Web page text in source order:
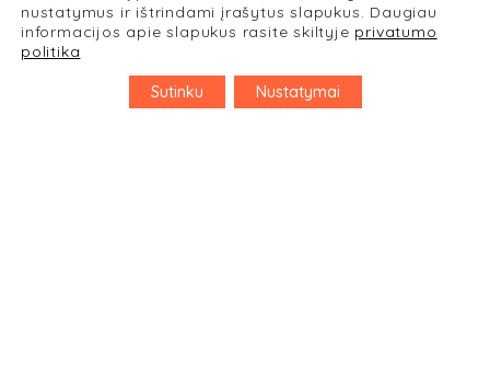
3,00€
nustatymus ir ištrindami įrašytus slapukus. Daugiau
informacijos apie slapukus rasite skiltyje privatumo
politika
Sutinku Nustatymai